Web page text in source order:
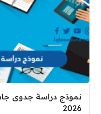
نموذج دراسة جدوى
2026